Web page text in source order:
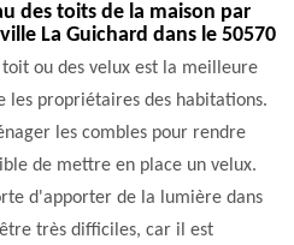
des toits de la maison par
La Guichard dans le 50570
ou des velux est la meilleure
les propriétaires des habitations.
les combles pour rendre
de mettre en place un velux.
d'apporter de la lumière dans
très difficiles, car il est